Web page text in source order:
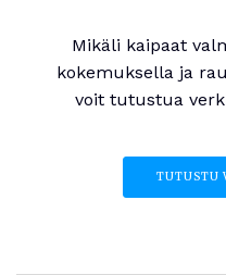
Mikäli kaipaat
kokemuksella ja
voit tutustua
TUTUSTU